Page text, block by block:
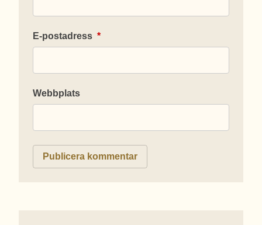
E-postadress *
Webbplats